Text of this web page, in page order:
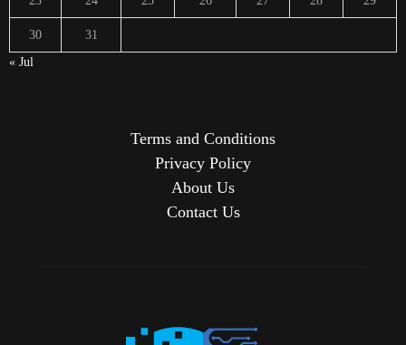
30
31
« Jul
Terms and Conditions
Privacy Policy
About Us
Contact Us